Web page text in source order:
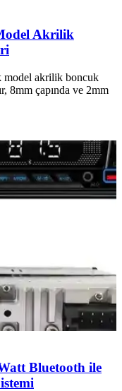
Akrilik
model akrilik boncuk
8mm çapında ve 2mm
Bluetooth ile